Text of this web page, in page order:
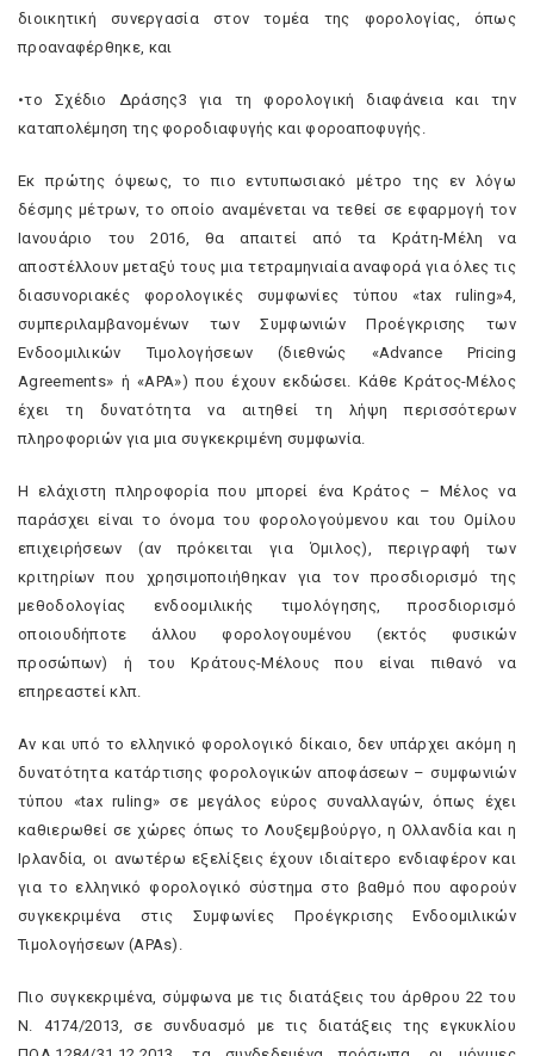
διοικητική συνεργασία στον τομέα της φορολογίας, όπως
προαναφέρθηκε, και
•το Σχέδιο Δράσης3 για τη φορολογική διαφάνεια και την
καταπολέμηση της φοροδιαφυγής και φοροαποφυγής.
Εκ πρώτης όψεως, το πιο εντυπωσιακό μέτρο της εν λόγω
δέσμης μέτρων, το οποίο αναμένεται να τεθεί σε εφαρμογή τον
Ιανουάριο του 2016, θα απαιτεί από τα Κράτη-Μέλη να
αποστέλλουν μεταξύ τους μια τετραμηνιαία αναφορά για όλες τις
διασυνοριακές φορολογικές συμφωνίες τύπου «tax ruling»4,
συμπεριλαμβανομένων των Συµφωνιών Προέγκρισης των
Ενδοοµιλικών Τιµολογήσεων (διεθνώς «Advance Pricing
Agreements» ή «APA») που έχουν εκδώσει. Κάθε Κράτος-Μέλος
έχει τη δυνατότητα να αιτηθεί τη λήψη περισσότερων
πληροφοριών για μια συγκεκριμένη συμφωνία.
Η ελάχιστη πληροφορία που μπορεί ένα Κράτος – Μέλος να
παράσχει είναι το όνομα του φορολογούμενου και του Ομίλου
επιχειρήσεων (αν πρόκειται για Όμιλος), περιγραφή των
κριτηρίων που χρησιμοποιήθηκαν για τον προσδιορισμό της
μεθοδολογίας ενδοομιλικής τιμολόγησης, προσδιορισμό
οποιουδήποτε άλλου φορολογουμένου (εκτός φυσικών
προσώπων) ή του Κράτους-Μέλους που είναι πιθανό να
επηρεαστεί κλπ.
Αν και υπό το ελληνικό φορολογικό δίκαιο, δεν υπάρχει ακόμη η
δυνατότητα κατάρτισης φορολογικών αποφάσεων – συμφωνιών
τύπου «tax ruling» σε μεγάλος εύρος συναλλαγών, όπως έχει
καθιερωθεί σε χώρες όπως το Λουξεμβούργο, η Ολλανδία και η
Ιρλανδία, οι ανωτέρω εξελίξεις έχουν ιδιαίτερο ενδιαφέρον και
για το ελληνικό φορολογικό σύστημα στο βαθμό που αφορούν
συγκεκριμένα στις Συµφωνίες Προέγκρισης Ενδοοµιλικών
Τιµολογήσεων (APAs).
Πιο συγκεκριμένα, σύμφωνα με τις διατάξεις του άρθρου 22 του
Ν. 4174/2013, σε συνδυασμό με τις διατάξεις της εγκυκλίου